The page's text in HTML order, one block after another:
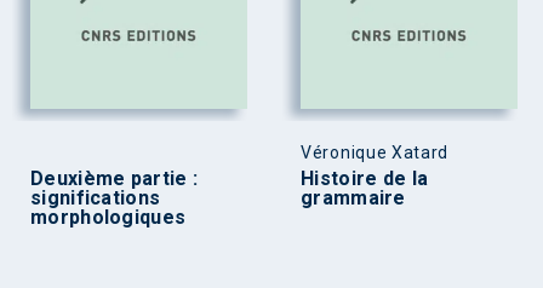
Deuxième partie :
significations
morphologiques
Véronique Xatard
Histoire de la
grammaire